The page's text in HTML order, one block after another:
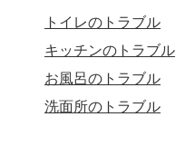
トイレのトラブル
キッチンのトラブル
お風呂のトラブル
洗面所のトラブル